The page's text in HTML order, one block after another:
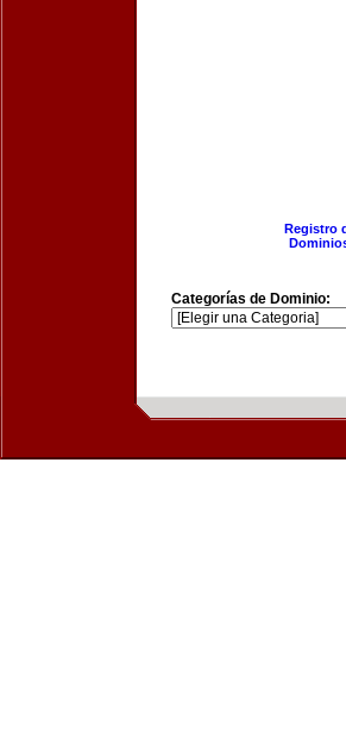
Registro
Categorías de Dominio: